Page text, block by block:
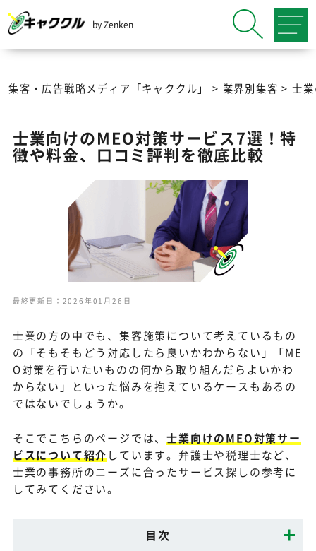
by Zenken
集客・広告戦略メディア「キャククル」 > 業界別集客 > 士
士業向けのMEO対策サービス7選！特
徴や料金、口コミ評判を徹底比較
最終更新日：2026年01月26日
士業の方の中でも、集客施策について考えているもの
の「そもそもどう対応したら良いかわからない」「ME
O対策を行いたいものの何から取り組んだらよいかわ
からない」といった悩みを抱えているケースもあるの
ではないでしょうか。
そこでこちらのページでは、士業向けのMEO対策サー
ビスについて紹介しています。弁護士や税理士など、
士業の事務所のニーズに合ったサービス探しの参考に
してみてください。
目次